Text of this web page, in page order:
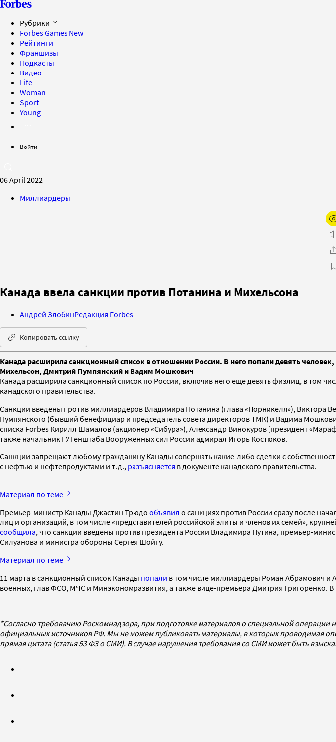
Рубрики
Forbes Games New
Рейтинги
Франшизы
Подкасты
Видео
Life
Woman
Sport
Young
Войти
06 April 2022
Миллиардеры
Канада ввела санкции против Потанина и Михельсона
Андрей ЗлобинРедакция Forbes
Копировать ссылку
Канада расширила санкционный список в отношении России. В него попали девять
Михельсон, Дмитрий Пумпянский и Вадим Мошкович
Канада расширила санкционный список по России, включив него еще девять физлиц, в том
канадского правительства.
Санкции введены против миллиардеров Владимира Потанина (глава «Норникеля»), Виктора
Пумпянского (бывший бенефициар и председатель совета директоров ТМК) и Вадима
списка Forbes Кирилл Шамалов (акционер «Сибура»), Александр Винокуров (президент
также начальник ГУ Генштаба Вооруженных сил России адмирал Игорь Костюков.
Санкции запрещают любому гражданину Канады совершать какие-либо сделки с
с нефтью и нефтепродуктами и т.д., разъясняется в документе канадского правительства.
Материал по теме
Премьер-министр Канады Джастин Трюдо объявил о санкциях против России сразу после
лиц и организаций, в том числе «представителей российской элиты и членов их семей»,
сообщила, что санкции введены против президента России Владимира Путина, премьер-
Силуанова и министра обороны Сергея Шойгу.
Материал по теме
11 марта в санкционный список Канады попали в том числе миллиардеры Роман Абрамович и
военных, глав ФСО, МЧС и Минэкономразвития, а также вице-премьера Дмитрия Григоренко.
*Согласно требованию Роскомнадзора, при подготовке материалов о специальной
официальных источников РФ. Мы не можем публиковать материалы, в которых проводимая
прямая цитата (статья 53 ФЗ о СМИ). В случае нарушения требования со СМИ может быть